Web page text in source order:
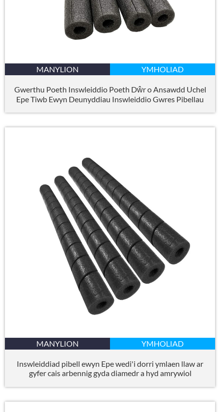
MANYLION YMHOLIAD
Gwerthu Poeth Inswleiddio Poeth Dŵr o Ansawdd Uchel
Epe Tiwb Ewyn Deunyddiau Inswleiddio Gwres Pibellau
MANYLION YMHOLIAD
Inswleiddiad pibell ewyn Epe wedi'i dorri ymlaen llaw ar
gyfer cais arbennig gyda diamedr a hyd amrywiol